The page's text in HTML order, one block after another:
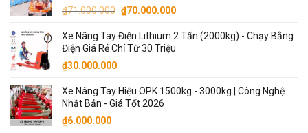
₫71.000.000 Giá
là:
₫71.000.000.
₫70.000.000Giá
tại
Xe Nâng Tay Điện Lithium 2 Tấn (2000kg) - Chạy Bằng
Điện Giá Rẻ Chỉ Từ 30 Triệu
₫30.000.000
Xe Nâng Tay Hiệu OPK 1500kg - 3000kg | Công Nghệ
Nhật Bản - Giá Tốt 2026
₫6.000.000